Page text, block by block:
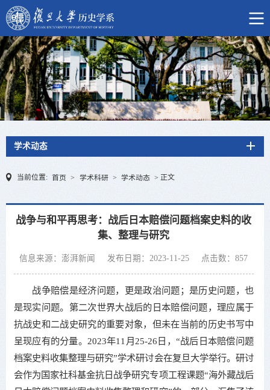
学术动态
当前位置: 首页 > 学术科研 > 学术动态 > 正文
战争与和平再思考：战后日本赔偿问题档案史料的收
集、整理与研究
信息来源：澎湃新闻 发布日期：2023-11-25 点击数：857
战争赔偿是经济问题，更是政治问题；是历史问题，也
是现实问题。第二次世界大战后的日本赔偿问题，理应属于
抗战史和二战史研究的重要对象，但未在当前的历史书写中
呈现应有的分量。2023年11月25-26日，“战后日本赔偿问题
档案史料收集整理与研究”学术研讨会在复旦大学举行。研讨
会作为国家社科基金抗日战争研究专项工程课题“海外藏战后